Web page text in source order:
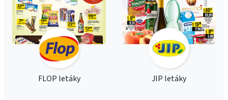
FLOP letáky JIP letáky